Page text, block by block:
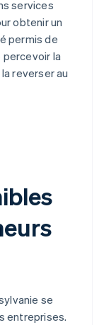
services
obtenir un
permis de
la
reverser au
se
entreprises.